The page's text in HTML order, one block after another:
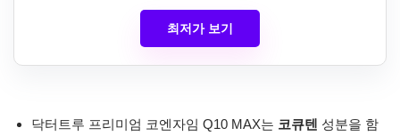
최저가 보기
닥터트루 프리미엄 코엔자임 Q10 MAX는 코큐텐 성분을 함